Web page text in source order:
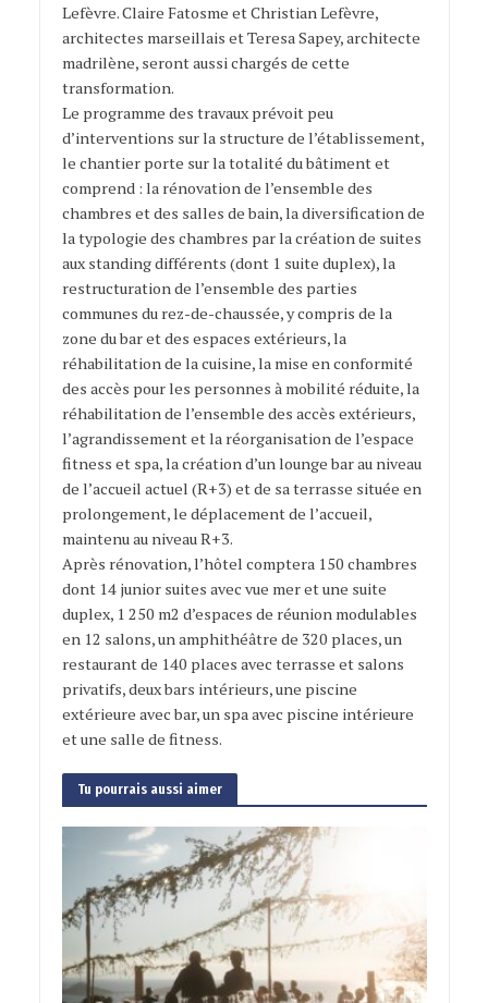
Lefèvre. Claire Fatosme et Christian Lefèvre,
architectes marseillais et Teresa Sapey, architecte
madrilène, seront aussi chargés de cette
transformation.
Le programme des travaux prévoit peu
d’interventions sur la structure de l’établissement,
le chantier porte sur la totalité du bâtiment et
comprend : la rénovation de l’ensemble des
chambres et des salles de bain, la diversification de
la typologie des chambres par la création de suites
aux standing différents (dont 1 suite duplex), la
restructuration de l’ensemble des parties
communes du rez-de-chaussée, y compris de la
zone du bar et des espaces extérieurs, la
réhabilitation de la cuisine, la mise en conformité
des accès pour les personnes à mobilité réduite, la
réhabilitation de l’ensemble des accès extérieurs,
l’agrandissement et la réorganisation de l’espace
fitness et spa, la création d’un lounge bar au niveau
de l’accueil actuel (R+3) et de sa terrasse située en
prolongement, le déplacement de l’accueil,
maintenu au niveau R+3.
Après rénovation, l’hôtel comptera 150 chambres
dont 14 junior suites avec vue mer et une suite
duplex, 1 250 m2 d’espaces de réunion modulables
en 12 salons, un amphithéâtre de 320 places, un
restaurant de 140 places avec terrasse et salons
privatifs, deux bars intérieurs, une piscine
extérieure avec bar, un spa avec piscine intérieure
et une salle de fitness.
Tu pourrais aussi aimer